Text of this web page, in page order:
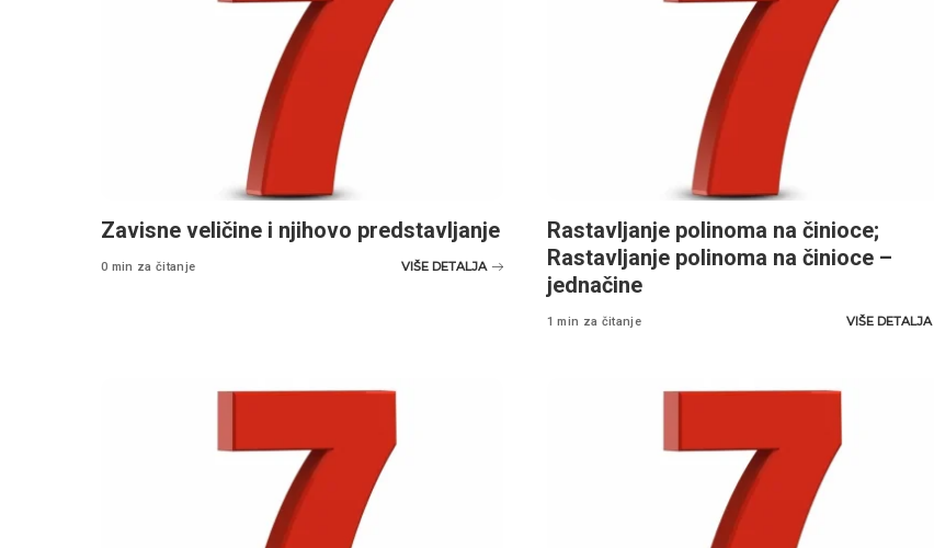
Zavisne veličine i njihovo predstavljanje
0 min za čitanje VIŠE DETALJA
Rastavljanje polinoma na činioce;
Rastavljanje polinoma na činioce –
jednačine
1 min za čitanje VIŠE DETALJA